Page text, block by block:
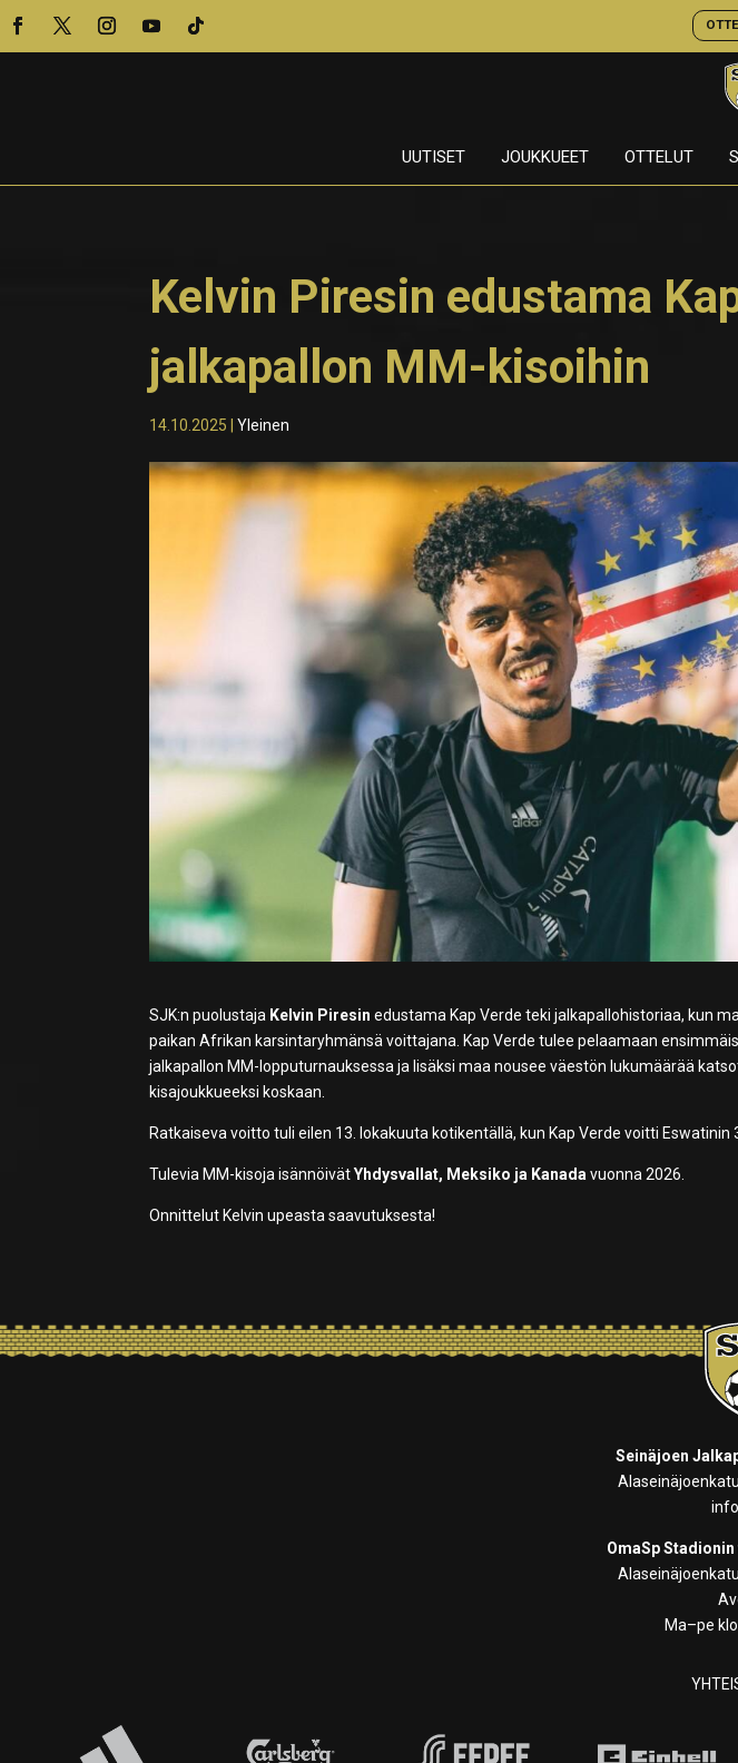
UUTISET JOUKKUEET OTTELUT
Kelvin Piresin edustama
jalkapallon MM-kisoihin
14.10.2025 |Yleinen
SJK:n puolustaja Kelvin Piresin edustama Kap Verde teki jalkapallohistoriaa, kun
paikan Afrikan karsintaryhmänsä voittajana. Kap Verde tulee pelaamaan
jalkapallon MM-lopputurnauksessa ja lisäksi maa nousee väestön lukumäärää
kisajoukkueeksi koskaan.
Ratkaiseva voitto tuli eilen 13. lokakuuta kotikentällä, kun Kap Verde voitti Eswatinin
Tulevia MM-kisoja isännöivätYhdysvallat, Meksiko ja Kanadavuonna 2026.
Onnittelut Kelvin upeasta saavutuksesta!
Seinäjoen
OmaSp
Ma–pe